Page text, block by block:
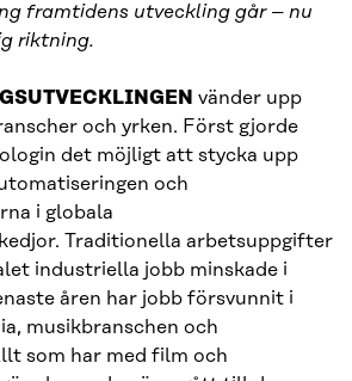
framtidens utveckling går – nu
riktning.
vänder upp
och yrken. Först gjorde
det möjligt att stycka upp
och
i globala
Traditionella arbetsuppgifter
industriella jobb minskade i
åren har jobb försvunnit i
musikbranschen och
som har med film och